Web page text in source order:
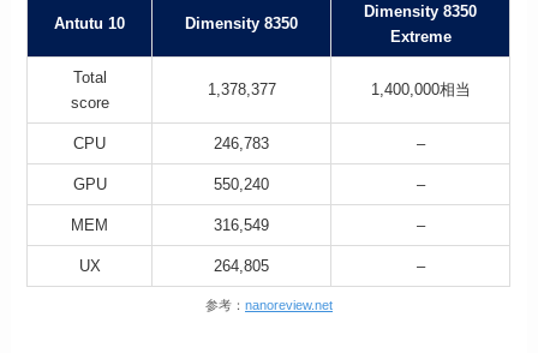
Antutu 10 Dimensity 8350
Dimensity 8350
Extreme
Total
score
1,378,377 1,400,000相当
CPU 246,783 –
GPU 550,240 –
MEM 316,549 –
UX 264,805 –
参考： nanoreview.net